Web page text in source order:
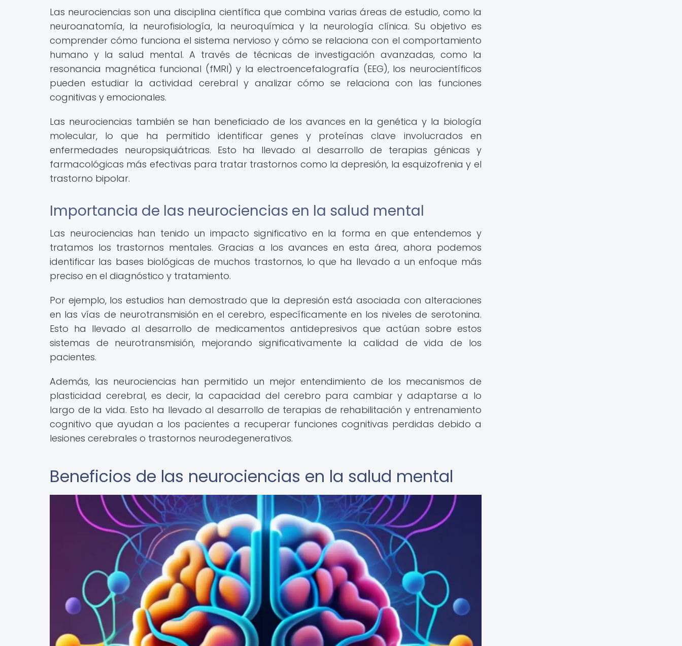
Las neurociencias son una disciplina científica que combina varias áreas de estudio, como la
neuroanatomía, la neurofisiología, la neuroquímica y la neurología clínica. Su objetivo es
comprender cómo funciona el sistema nervioso y cómo se relaciona con el comportamiento
humano y la salud mental. A través de técnicas de investigación avanzadas, como la
resonancia magnética funcional (fMRI) y la electroencefalografía (EEG), los neurocientíficos
pueden estudiar la actividad cerebral y analizar cómo se relaciona con las funciones
cognitivas y emocionales.
Las neurociencias también se han beneficiado de los avances en la genética y la biología
molecular, lo que ha permitido identificar genes y proteínas clave involucrados en
enfermedades neuropsiquiátricas. Esto ha llevado al desarrollo de terapias génicas y
farmacológicas más efectivas para tratar trastornos como la depresión, la esquizofrenia y el
trastorno bipolar.
Importancia de las neurociencias en la salud mental
Las neurociencias han tenido un impacto significativo en la forma en que entendemos y
tratamos los trastornos mentales. Gracias a los avances en esta área, ahora podemos
identificar las bases biológicas de muchos trastornos, lo que ha llevado a un enfoque más
preciso en el diagnóstico y tratamiento.
Por ejemplo, los estudios han demostrado que la depresión está asociada con alteraciones
en las vías de neurotransmisión en el cerebro, específicamente en los niveles de serotonina.
Esto ha llevado al desarrollo de medicamentos antidepresivos que actúan sobre estos
sistemas de neurotransmisión, mejorando significativamente la calidad de vida de los
pacientes.
Además, las neurociencias han permitido un mejor entendimiento de los mecanismos de
plasticidad cerebral, es decir, la capacidad del cerebro para cambiar y adaptarse a lo
largo de la vida. Esto ha llevado al desarrollo de terapias de rehabilitación y entrenamiento
cognitivo que ayudan a los pacientes a recuperar funciones cognitivas perdidas debido a
lesiones cerebrales o trastornos neurodegenerativos.
Beneficios de las neurociencias en la salud mental